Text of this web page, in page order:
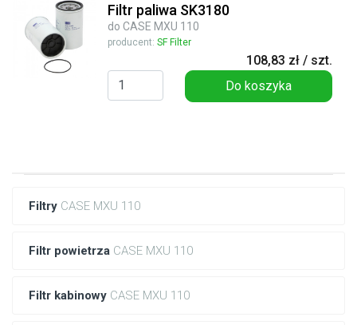
Filtry CASE MXU 110
Filtr powietrza CASE MXU 110
Filtr kabinowy CASE MXU 110
Filtr paliwa SK3180
do CASE MXU 110
producent: SF Filter
108,83 zł / szt.
Do koszyka